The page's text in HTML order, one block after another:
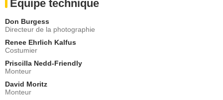
Equipe technique
Don Burgess
Directeur de la photographie
Renee Ehrlich Kalfus
Costumier
Priscilla Nedd-Friendly
Monteur
David Moritz
Monteur